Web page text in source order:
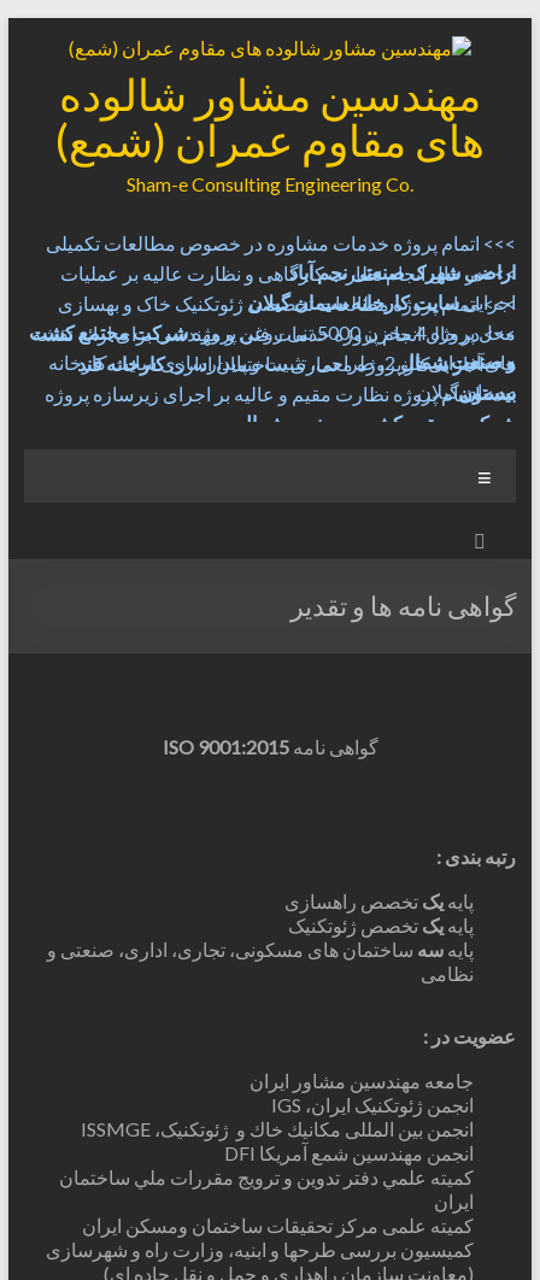
مهندسین مشاور شالوده
های مقاوم عمران (شمع)
.Sham-e Consulting Engineering Co
>>> اتمام پروژه خدمات مشاوره در خصوص مطالعات تکمیلی
اراضی شهرک صنعتی نجم آباد
>>>در حال انجام نظارت کارگاهی و نظارت عالیه بر عملیات
اجراییسایت کارخانه سیمان گیلان
>>> اتمام پروژه مطالعات تخصصی ژئوتکنیک خاک و بهسازی
محل پروژه 4 مخزن 5000 تنی روغن پروژه
شرکت مجتمع کشت
و صنعت شمال
>>> در حال انجام پروژه خدمات فنی و مهندسی برای ارائه نقشه
های اجرایی فاز 2، طراحی، تثبیت و پایدارسازی سایت کارخانه
سیمان گیلان
>>>آغاز به کار پروژه معماری ساختمان اداریکارخانه قند
بیستون
>>> اتمام پروژه نظارت مقیم و عالیه بر اجرای زیرسازه پروژه
شرکت مجتمع کشت و صنعت شمال
گواهی نامه ها و تقدیر
گواهی نامهISO 9001:2015
رتبه بندی :
پایه یک تخصص راهسازی
پایه یک تخصص ژئوتکنیک
پایه سه ساختمان های مسکونی، تجاری، اداری، صنعتی و
نظامی
عضويت در :
جامعه مهندسين مشاور ايران
انجمن ژئوتکنيک ايران، IGS
انجمن بين المللی مكانيك خاك و ژئوتکنيک، ISSMGE
انجمن مهندسين شمع آمريکا DFI
كميته علمي دفتر تدوين و ترويج مقررات ملي ساختمان
ايران
کميته علمی مرکز تحقيقات ساختمان ومسکن ايران
کمیسیون بررسی طرحها و ابنیه، وزارت راه و شهرسازی
(معاونت سازمان راهداری و حمل و نقل جاده ای)